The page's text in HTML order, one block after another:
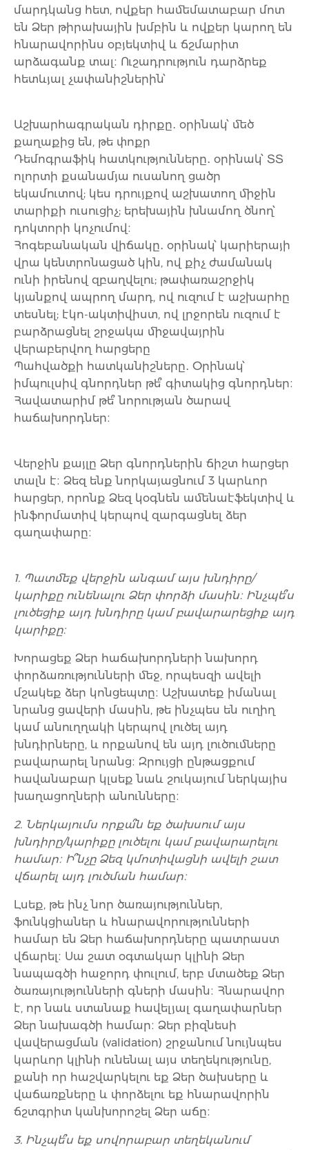
մարդկանց հետ, ովքեր համեմատաբար մոտ
են Ձեր թիրախային խմբին և ովքեր կարող են
հնարավորինս օբյեկտիվ և ճշմարիտ
արձագանք տալ։ Ուշադրություն դարձրեք
հետևյալ չափանիշներին՝
Աշխարհագրական դիրքը․ օրինակ՝ մեծ
քաղաքից են, թե փոքր
Դեմոգրաֆիկ հատկությունները․ օրինակ՝ ՏՏ
ոլորտի քսանամյա ուսանող ցածր
եկամուտով; կես դրույքով աշխատող միջին
տարիքի ուսուցիչ; երեխային խնամող ծնող՝
դոկտորի կոչումով։
Հոգեբանական վիճակը․ օրինակ՝ կարիերայի
վրա կենտրոնացած կին, ով քիչ ժամանակ
ունի իրենով զբաղվելու; թափառաշրջիկ
կյանքով ապրող մարդ, ով ուզում է աշխարհը
տեսնել; էկո-ակտիվիստ, ով լրջորեն ուզում է
բարձրացնել շրջակա միջավայրին
վերաբերվող հարցերը
Պահվածքի հատկանիշները․ Օրինակ՝
իմպուլսիվ գնորդներ թե՞ գիտակից գնորդներ։
Հավատարիմ թե՞ նորության ծարավ
հաճախորդներ։
Վերջին քայլը Ձեր գնորդներին ճիշտ հարցեր
տալն է։ Ձեզ ենք նորկայացնում 3 կարևոր
հարցեր, որոնք Ձեզ կօգնեն ամենաէֆեկտիվ և
ինֆորմատիվ կերպով զարգացնել ձեր
գաղափարը։
1. Պատմեք վերջին անգամ այս խնդիրը/
կարիքը ունենալու Ձեր փորձի մասին։ Ինչպե՞ս
լուծեցիք այդ խնդիրը կամ բավարարեցիք այդ
կարիքը։
Խորացեք Ձեր հաճախորդների նախորդ
փորձառությունների մեջ, որպեսզի ավելի
մշակեք ձեր կոնցեպտը։ Աշխատեք իմանալ
նրանց ցավերի մասին, թե ինչպես են ուղիղ
կամ անուղղակի կերպով լուծել այդ
խնդիրները, և որքանով են այդ լուծումները
բավարարել նրանց։ Զրույցի ընթացքում
հավանաբար կլսեք նաև շուկայում ներկայիս
խաղացողների անունները։
2. Ներկայումս որքա՞ն եք ծախսում այս
խնդիրը/կարիքը լուծելու կամ բավարարելու
համար։ Ի՞նչը Ձեզ կմոտիվացնի ավելի շատ
վճարել այդ լուծման համար։
Լսեք, թե ինչ նոր ծառայություններ,
ֆունկցիաներ և հնարավորությունների
համար են Ձեր հաճախորդները պատրաստ
վճարել։ Սա շատ օգտակար կլինի Ձեր
նապագծի հաջորդ փուլում, երբ մտածեք Ձեր
ծառայությունների գների մասին։ Հնարավոր
է, որ նաև ստանաք հավելյալ գաղափարներ
Ձեր նախագծի համար։ Ձեր բիզնեսի
վավերացման (validation) շրջանում նույնպես
կարևոր կլինի ունենալ այս տեղեկությունը,
քանի որ հաշվարկելու եք Ձեր ծախսերը և
վաճառքները և փորձելու եք հնարավորին
ճշտգրիտ կանխորոշել Ձեր աճը։
3. Ինչպե՞ս եք սովորաբար տեղեկանում